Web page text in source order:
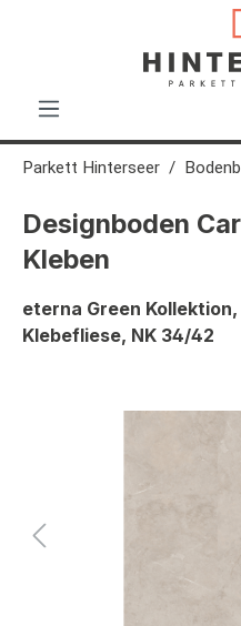
Parkett Hinterseer
Designboden
Kleben
eterna Green
Klebefliese, NK 34/42